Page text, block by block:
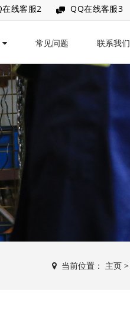
在线客服2 QQ在线客服3
常见问题 联系我们
当前位置： 主页 >